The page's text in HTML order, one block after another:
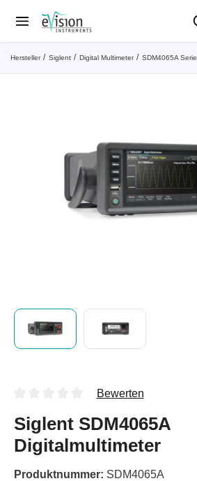
Hersteller Siglent Digital Multimeter SDM4065A Serie
Bewerten
Siglent SDM4065A
Digitalmultimeter
Produktnummer: SDM4065A